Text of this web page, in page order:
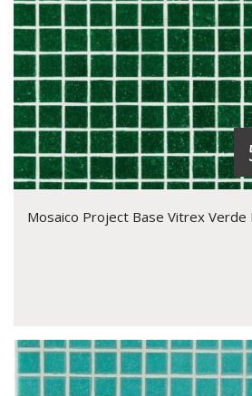
Mosaico Project Base Vitrex Verde